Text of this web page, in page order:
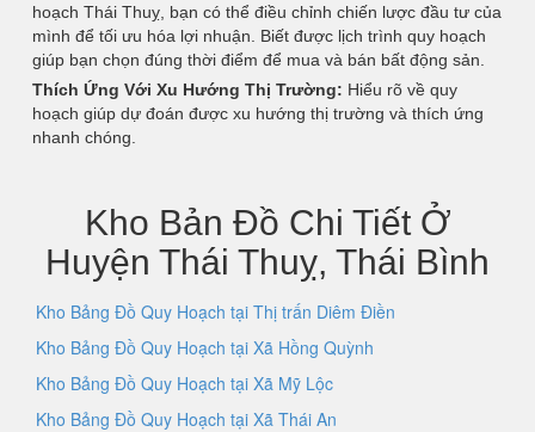
hoạch Thái Thuỵ, bạn có thể điều chỉnh chiến lược đầu tư của
mình để tối ưu hóa lợi nhuận. Biết được lịch trình quy hoạch
giúp bạn chọn đúng thời điểm để mua và bán bất động sản.
Thích Ứng Với Xu Hướng Thị Trường: Hiểu rõ về quy
hoạch giúp dự đoán được xu hướng thị trường và thích ứng
nhanh chóng.
Kho Bản Đồ Chi Tiết Ở
Huyện Thái Thuỵ, Thái Bình
Kho Bảng Đồ Quy Hoạch tại Thị trấn Diêm Điền
Kho Bảng Đồ Quy Hoạch tại Xã Hồng Quỳnh
Kho Bảng Đồ Quy Hoạch tại Xã Mỹ Lộc
Kho Bảng Đồ Quy Hoạch tại Xã Thái An